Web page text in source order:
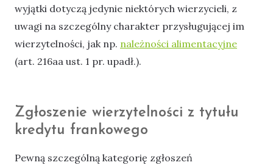
wyjątki dotyczą jedynie niektórych wierzycieli, z
uwagi na szczególny charakter przysługującej im
wierzytelności, jak np. należności alimentacyjne
(art. 216aa ust. 1 pr. upadł.).
Zgłoszenie wierzytelności z tytułu
kredytu frankowego
Pewną szczególną kategorię zgłoszeń